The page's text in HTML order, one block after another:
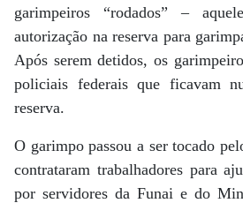
garimpeiros “rodados” –
autorização na reserva para
Após serem detidos, os
policiais federais que ficavam
reserva.
O garimpo passou a ser tocado
contrataram trabalhadores para
por servidores da Funai e do